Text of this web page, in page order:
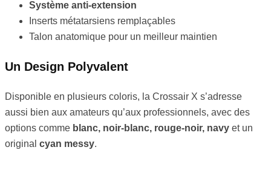
Système anti-extension
Inserts métatarsiens remplaçables
Talon anatomique pour un meilleur maintien
Un Design Polyvalent
Disponible en plusieurs coloris, la Crossair X s’adresse
aussi bien aux amateurs qu’aux professionnels, avec des
options comme blanc, noir-blanc, rouge-noir, navy et un
original cyan messy.